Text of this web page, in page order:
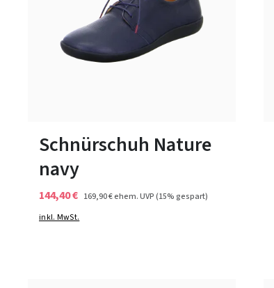
Schnürschuh Nature
navy
144,40 € 169,90 €ehem. UVP(15% gespart)
inkl. MwSt.